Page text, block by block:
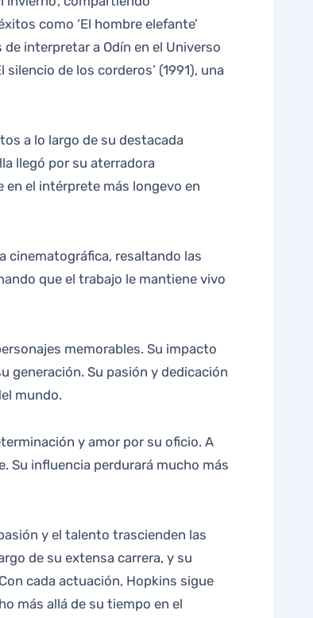
como ‘El hombre elefante’
de interpretar a Odín en el Universo
de los corderos’ (1991), una
a lo largo de su destacada
llegó por su aterradora
en el intérprete más longevo en
cinematográfica, resaltando las
que el trabajo le mantiene vivo
memorables. Su impacto
generación. Su pasión y dedicación
mundo.
y amor por su oficio. A
Su influencia perdurará mucho más
y el talento trascienden las
de su extensa carrera, y su
cada actuación, Hopkins sigue
más allá de su tiempo en el